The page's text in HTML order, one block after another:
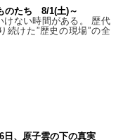
のたち 8/1(土)～
けない時間がある。 歴代
続けた”歴史の現場”の全
日、原子雲の下の真実